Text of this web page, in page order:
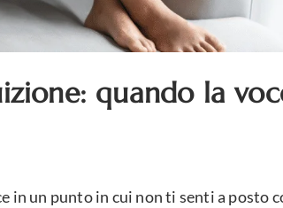
quando la
in un punto in cui non ti senti a posto